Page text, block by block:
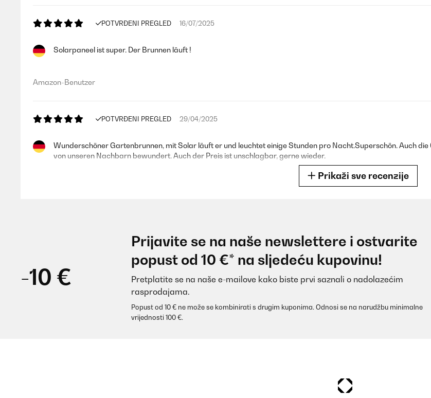
POTVRĐENI PREGLED 16/07/2025
Solarpaneel ist super. Der Brunnen läuft !
Amazon-Benutzer
POTVRĐENI PREGLED 29/04/2025
Wunderschöner Gartenbrunnen, mit Solar läuft er und leuchtet einige Stunden pro Nacht.Superschön. Auch
von unseren Nachbarn bewundert. Auch der Preis ist unschlagbar, gerne wieder.
Um den kaputten Zimmerbrunnen im Blumentrog in meinem Wintergarten zu ersetzen habe ich lange gesucht.
wunderbar.Leider habe ich einige Zeit für den Aufbau gebraucht da die Anschlüsse für das Wasser und das
nun funktioniert der Brunnen einwandfrei und sieht meiner Meinung nach auch sehr gut aus.Von meiner Seite aus
verarbeitet. Die Kabel zwischen dem Solarmodul und dem Brunnen sind lang genug, um beide Teile
Prikaži sve recenzije
-10 €
Prijavite se na naše newslettere i ostvarite
popust od 10 €* na sljedeću kupovinu!
Pretplatite se na naše e-mailove kako biste prvi saznali o nadolazećim
rasprodajama.
Popust od 10 € ne može se kombinirati s drugim kuponima. Odnosi se na narudžbu minimalne
vrijednosti 100 €.